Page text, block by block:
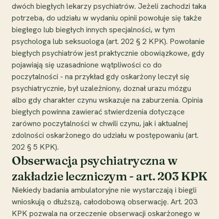
dwóch biegłych lekarzy psychiatrów. Jeżeli zachodzi taka
potrzeba, do udziału w wydaniu opinii powołuje się także
biegłego lub biegłych innych specjalności, w tym
psychologa lub seksuologa (art. 202 § 2 KPK). Powołanie
biegłych psychiatrów jest praktycznie obowiązkowe, gdy
pojawiają się uzasadnione wątpliwości co do
poczytalności - na przykład gdy oskarżony leczył się
psychiatrycznie, był uzależniony, doznał urazu mózgu
albo gdy charakter czynu wskazuje na zaburzenia. Opinia
biegłych powinna zawierać stwierdzenia dotyczące
zarówno poczytalności w chwili czynu, jak i aktualnej
zdolności oskarżonego do udziału w postępowaniu (art.
202 § 5 KPK).
Obserwacja psychiatryczna w
zakładzie leczniczym - art. 203 KPK
Niekiedy badania ambulatoryjne nie wystarczają i biegli
wnioskują o dłuższą, całodobową obserwację. Art. 203
KPK pozwala na orzeczenie obserwacji oskarżonego w